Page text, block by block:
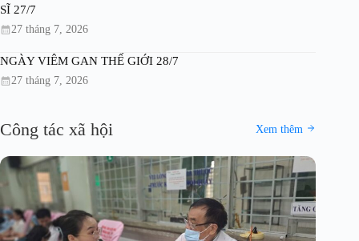
SĨ 27/7
27 tháng 7, 2026
NGÀY VIÊM GAN THẾ GIỚI 28/7
27 tháng 7, 2026
Công tác xã hội Xem thêm